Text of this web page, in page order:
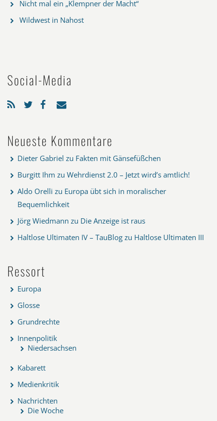
Nicht mal ein „Klempner der Macht“
Wildwest in Nahost
Social-Media
Neueste Kommentare
Dieter Gabriel zu Fakten mit Gänsefüßchen
Burgitt Ihm zu Wehrdienst 2.0 – Jetzt wird’s amtlich!
Aldo Orelli zu Europa übt sich in moralischer
Bequemlichkeit
Jörg Wiedmann zu Die Anzeige ist raus
Haltlose Ultimaten IV – TauBlog zu Haltlose Ultimaten III
Ressort
Europa
Glosse
Grundrechte
Innenpolitik
Niedersachsen
Kabarett
Medienkritik
Nachrichten
Die Woche